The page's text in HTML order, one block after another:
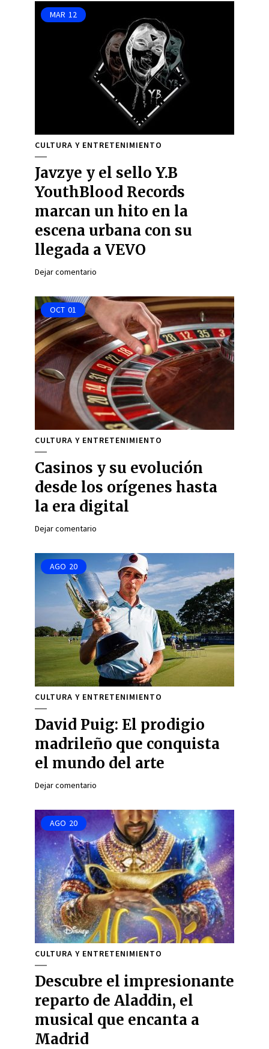
MAR 12
CULTURA Y ENTRETENIMIENTO
Javzye y el sello Y.B
YouthBlood Records
marcan un hito en la
escena urbana con su
llegada a VEVO
Dejar comentario
OCT 01
CULTURA Y ENTRETENIMIENTO
Casinos y su evolución
desde los orígenes hasta
la era digital
Dejar comentario
AGO 20
CULTURA Y ENTRETENIMIENTO
David Puig: El prodigio
madrileño que conquista
el mundo del arte
Dejar comentario
AGO 20
CULTURA Y ENTRETENIMIENTO
Descubre el impresionante
reparto de Aladdin, el
musical que encanta a
Madrid